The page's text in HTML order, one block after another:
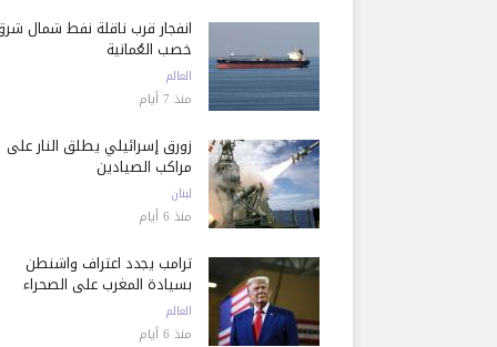
انفجار قرب ناقلة نفط شمال
خصب العُمانية
العالم
منذ 7 أيام
زورق إسرائيلي يطلق النار على
مراكب الصيادين
لبنان
منذ 6 أيام
ترامب يجدد اعتراف واشنطن
بسيادة المغرب على الصحراء
العالم
منذ 6 أيام